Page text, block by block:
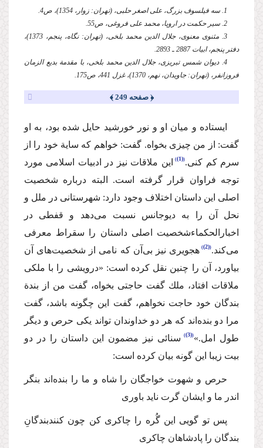
1. سه فیلسوف بزرگ، علی اصغر حلبی، (تهران: زوار، 1354)، ص4.
2. سیر حكمت در اروپا، محمد علی فروغی، ص55.
3. مثنوی معنوی، جلال الدین محمد بلخی، (تهران: نگاه، پنجم، 1373)،
دفتر پنجم، ابیات 2887 ـ 2893.
4. دیوان شمس تبریزی، جلال الدین محمد بلخی، با مقدمة‌ بدیع الزمان
فروزانفر، (تهران: جاویدان، نهم، 1370)، غزل 441، ص175.
﴿ صفحه 249 ﴾
ایستاده و میان او و نور خورشید حایل شده بود، به او
گفت: از من چیزی بخواه. گفت: خواهم كه سایة‌ خود را از
سرم كم كنی. (1)
این ملاقات نیز در ادبیات اسلامی مورد
توجه فراوان قرار گرفته است. البته درباره شخصیت
اصلی این داستان اختلاف وجود دارد: شهرستانی در ملل و
نحل آن را به دیوجانس نسبت می‌دهد و قفطی در
اخبارالحكماءشخصیت اصلی داستان را سقراط معرفی
می‌كند. (2)
هجویری نیز بی‌آن كه نامی از شخصیت‌های آن
بیاورد، آن را چنین نقل كرده است: «درویشی را با ملكی
ملاقات افتاد،‌ ملك گفت حاجتی بخواه، گفت من از بندة
بندگان خود حاجت نخواهم، گفت این چگونه باشد، گفت
مرا دو بنده‌اند كه هر دو خداوندان تواند یكی حرص و دیگر
طول امل.» (3)
سنائی نیز مضمون این داستان را در دو
بیت زیبا این گونه بیان كرده است:
حرص و شهوت خواجگان را شاه و ما را بنده‌اند بنگر
اندر ما و ایشان گرت ناید باوری
پس تو گویی این گُره را چاكری كن چون كنندبندگانِ
بندگان را پادشاهان چاكری